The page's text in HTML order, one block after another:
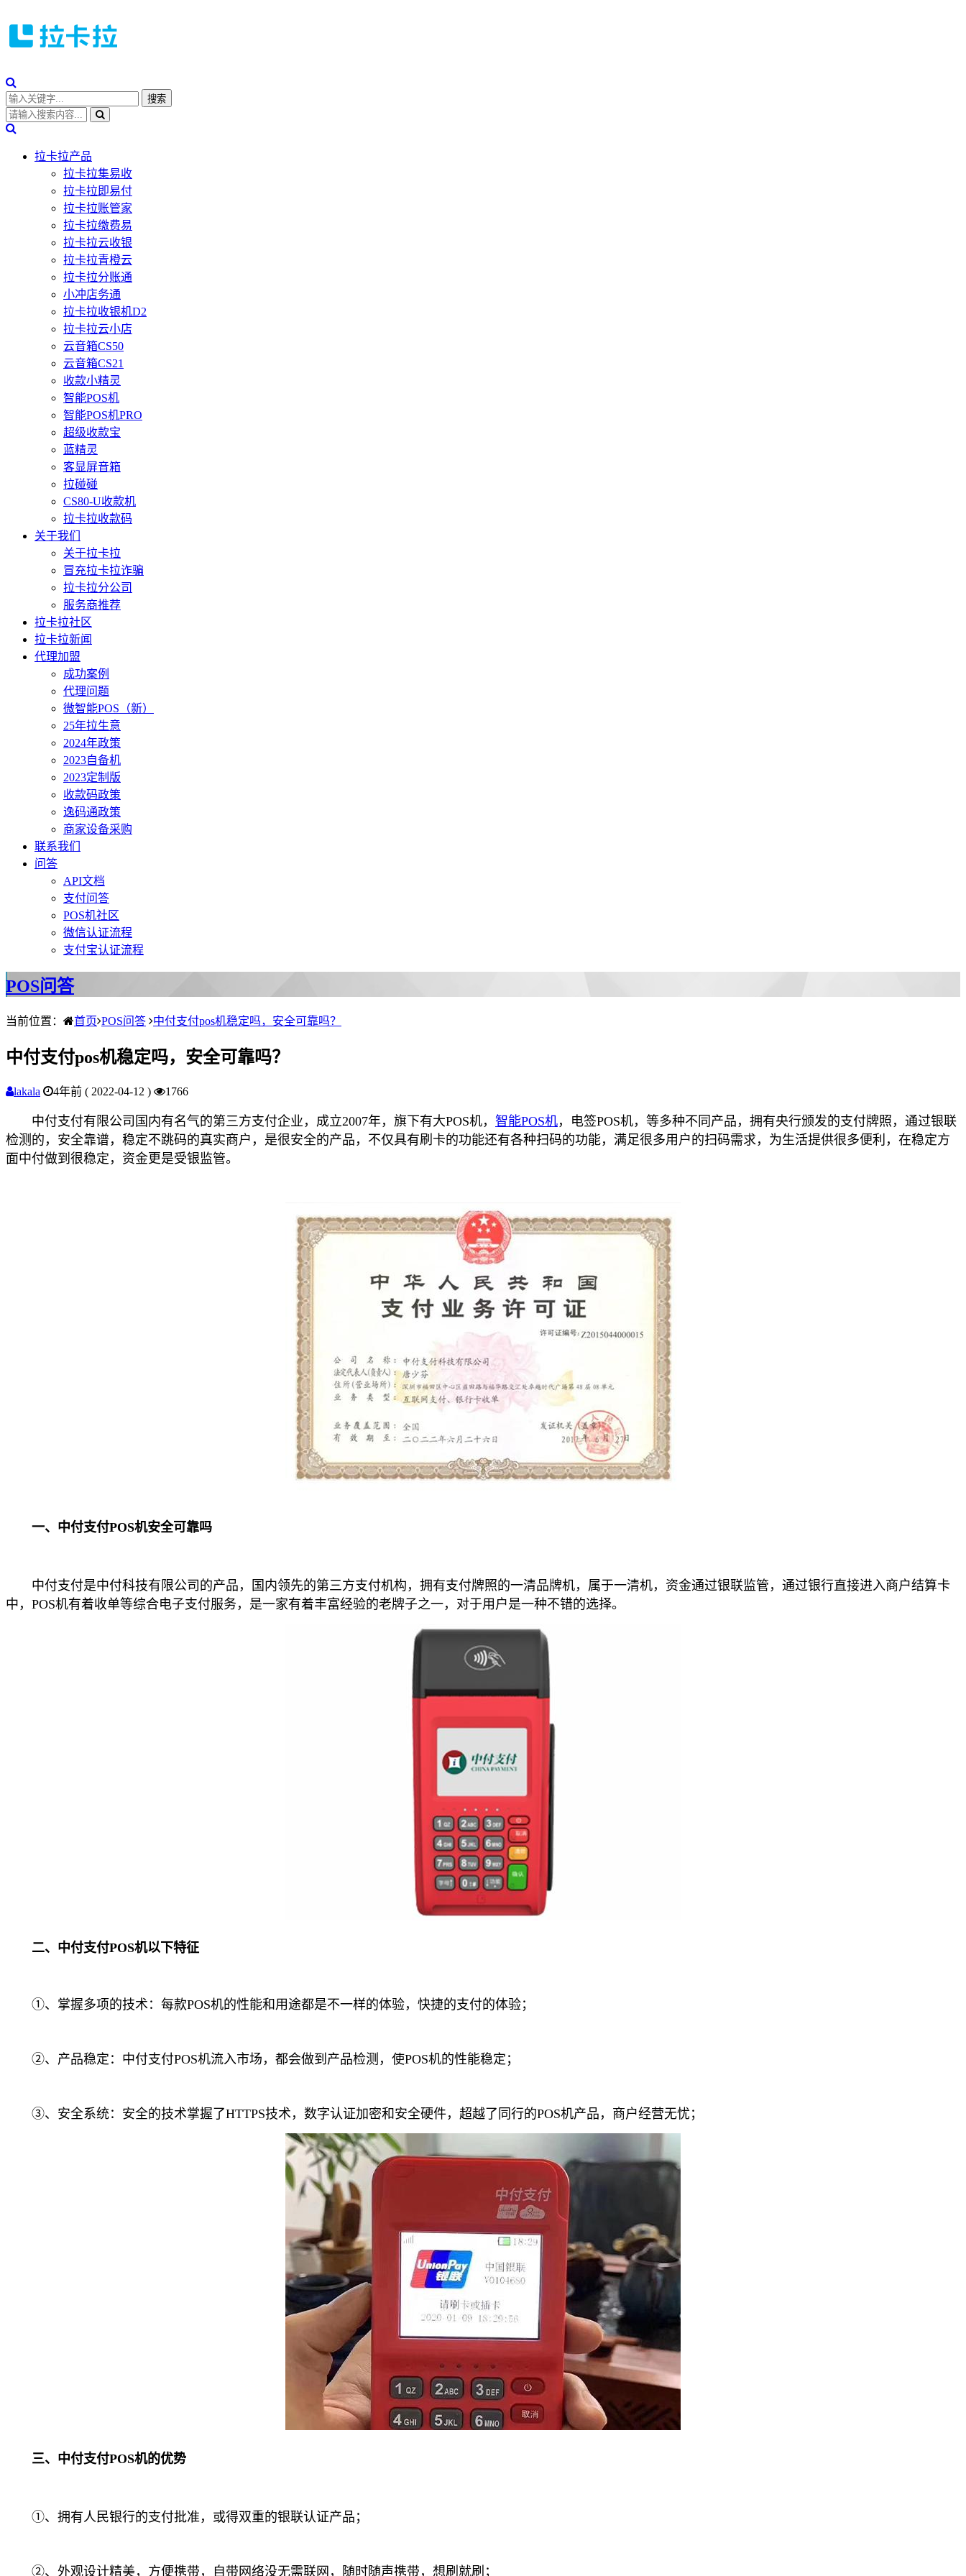
拉卡拉产品
拉卡拉集易收
拉卡拉即易付
拉卡拉账管家
拉卡拉缴费易
拉卡拉云收银
拉卡拉青橙云
拉卡拉分账通
小冲店务通
拉卡拉收银机D2
拉卡拉云小店
云音箱CS50
云音箱CS21
收款小精灵
智能POS机
智能POS机PRO
超级收款宝
蓝精灵
客显屏音箱
拉碰碰
CS80-U收款机
拉卡拉收款码
关于我们
关于拉卡拉
冒充拉卡拉诈骗
拉卡拉分公司
服务商推荐
拉卡拉社区
拉卡拉新闻
代理加盟
成功案例
代理问题
微智能POS（新）
25年拉生意
2024年政策
2023自备机
2023定制版
收款码政策
逸码通政策
商家设备采购
联系我们
问答
API文档
支付问答
POS机社区
微信认证流程
支付宝认证流程
POS问答
当前位置： 首页 POS问答 中付支付pos机稳定吗，安全可靠吗？
中付支付pos机稳定吗，安全可靠吗？
lakala 4年前 ( 2022-04-12 ) 1766
中付支付有限公司国内有名气的第三方支付企业，成立2007年，旗下有大POS机， 智能POS机，电签POS机，等多种不同产品，拥有央行颁发的支付牌照，通过银联
检测的，安全靠谱，稳定不跳码的真实商户，是很安全的产品，不仅具有刷卡的功能还有各种扫码的功能，满足很多用户的扫码需求，为生活提供很多便利，在稳定方
面中付做到很稳定，资金更是受银监管。
一、中付支付POS机安全可靠吗
中付支付是中付科技有限公司的产品，国内领先的第三方支付机构，拥有支付牌照的一清品牌机，属于一清机，资金通过银联监管，通过银行直接进入商户结算卡
中，POS机有着收单等综合电子支付服务，是一家有着丰富经验的老牌子之一，对于用户是一种不错的选择。
二、中付支付POS机以下特征
①、掌握多项的技术：每款POS机的性能和用途都是不一样的体验，快捷的支付的体验；
②、产品稳定：中付支付POS机流入市场，都会做到产品检测，使POS机的性能稳定；
③、安全系统：安全的技术掌握了HTTPS技术，数字认证加密和安全硬件，超越了同行的POS机产品，商户经营无忧；
三、中付支付POS机的优势
①、拥有人民银行的支付批准，或得双重的银联认证产品；
②、外观设计精美，方便携带，自带网络没无需联网，随时随声携带，想刷就刷；